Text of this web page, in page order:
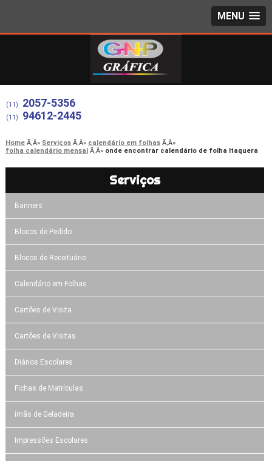
MENU
(11) 2057-5356
(11) 94612-2445
Home Serviços
calendário em folhas
folha calendário mensal
onde encontrar calendário de folha Itaquera
Serviços
Banners
Blocos de Pedido
Blocos de Receituário
Calendário em Folhas
Cartões de Visita
Cartões de Visitas
Diários Escolares
Fichas de Matrículas
ímãs de Geladeira
Impressões Escolares